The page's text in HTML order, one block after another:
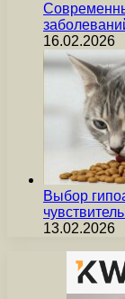
16.02.2026
Выбор
13.02.2026